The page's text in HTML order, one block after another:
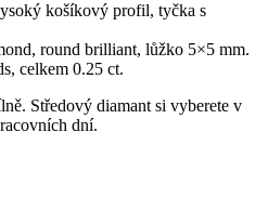
košíkový profil, tyčka s
round brilliant, lůžko 5×5 mm.
celkem 0.25 ct.
Středový diamant si vyberete v
dní.